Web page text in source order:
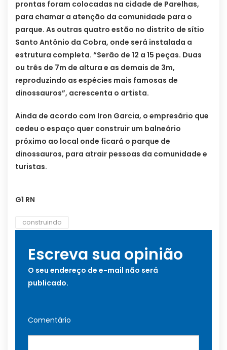
prontas foram colocadas na cidade de Parelhas,
para chamar a atenção da comunidade para o
parque. As outras quatro estão no distrito de sítio
Santo Antônio da Cobra, onde será instalada a
estrutura completa. “Serão de 12 a 15 peças. Duas
ou três de 7m de altura e as demais de 3m,
reproduzindo as espécies mais famosas de
dinossauros”, acrescenta o artista.
Ainda de acordo com Iron Garcia, o empresário que
cedeu o espaço quer construir um balneário
próximo ao local onde ficará o parque de
dinossauros, para atrair pessoas da comunidade e
turistas.
G1 RN
construindo
Escreva sua opinião
O seu endereço de e-mail não será
publicado.
Comentário